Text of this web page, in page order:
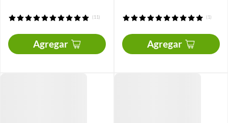
(11)
Agregar
(1)
Agregar